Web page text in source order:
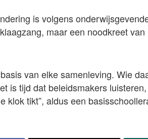
is volgens
maar een noodkreet
van elke samenleving. Wie
is tijd dat beleidsmakers
klok tikt”, aldus een